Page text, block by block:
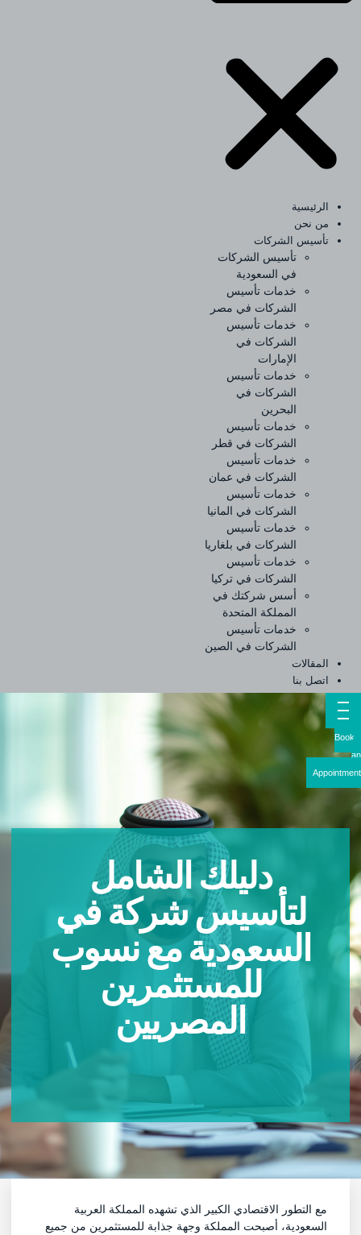
الرئيسية
من نحن
تأسيس الشركات
تأسيس الشركات
في السعودية
خدمات تأسيس
الشركات في مصر
خدمات تأسيس
الشركات في
الإمارات
خدمات تأسيس
الشركات في
البحرين
خدمات تأسيس
الشركات في قطر
خدمات تأسيس
الشركات في عمان
خدمات تأسيس
الشركات في المانيا
خدمات تأسيس
الشركات في بلغاريا
خدمات تأسيس
الشركات في تركيا
أسس شركتك في
المملكة المتحدة
خدمات تأسيس
الشركات في الصين
المقالات
اتصل بنا
دليلك الشامل
لتأسيس شركة في
السعودية مع نسوب
للمستثمرين
المصريين
مع التطور الاقتصادي الكبير الذي تشهده المملكة العربية
السعودية، أصبحت المملكة وجهة جذابة للمستثمرين من جميع